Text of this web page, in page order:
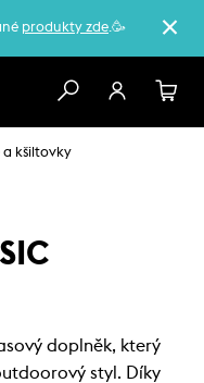
produkty zde.🥳
a kšiltovky
doplněk, který
styl. Díky